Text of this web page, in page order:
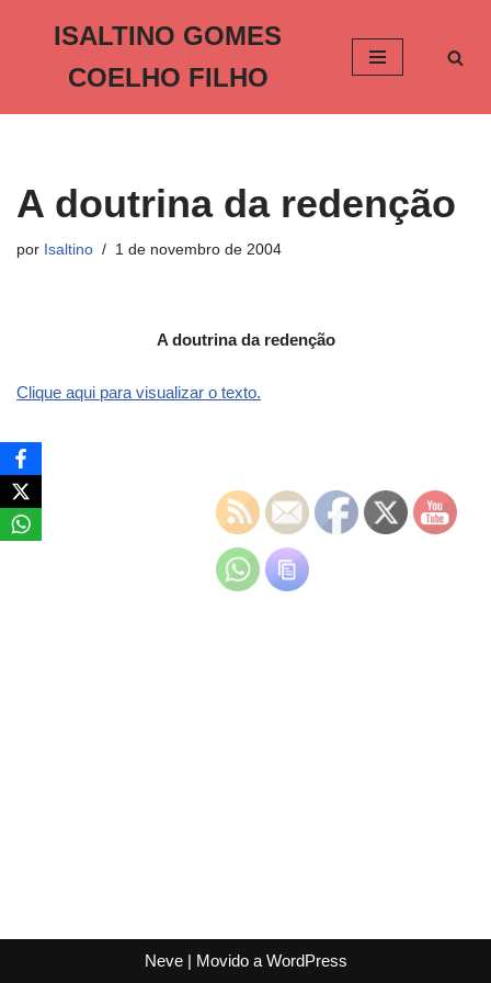
o
ISALTINO GOMES
COELHO FILHO
A doutrina da redenção
por Isaltino 1 de novembro de 2004
A doutrina da redenção
Clique aqui para visualizar o texto.
Neve| Movido a WordPress